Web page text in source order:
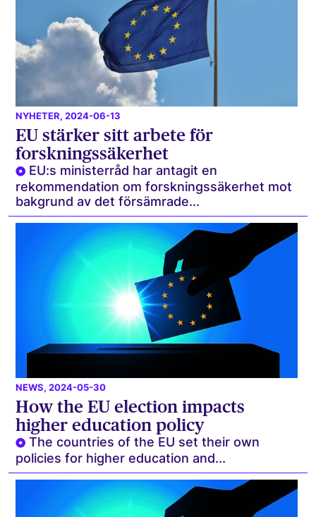
NYHETER, 2024-06-13
EU stärker sitt arbete för
forskningssäkerhet
EU:s ministerråd har antagit en
rekommendation om forskningssäkerhet mot
bakgrund av det försämrade...
NEWS, 2024-05-30
How the EU election impacts
higher education policy
The countries of the EU set their own
policies for higher education and...